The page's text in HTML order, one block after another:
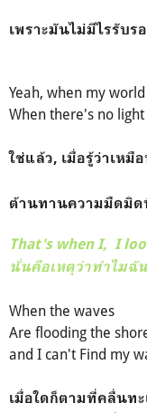
เพราะมันไ
Yeah, when my
When there's no
ใช่แล้ว, เมื่อรู้ว่าเหมื
เมื่อรู้ว่า
ต้านทานความมืดมิด
That's when I, I
นั่นคือเหตุว่าทำไมฉั
When the waves
Are flooding the
and I can't Find my
เมื่อใดก็ตามที่คลื่นทะ